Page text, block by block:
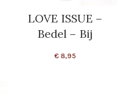
LOVE ISSUE –
Bedel – Bij
€ 8,95